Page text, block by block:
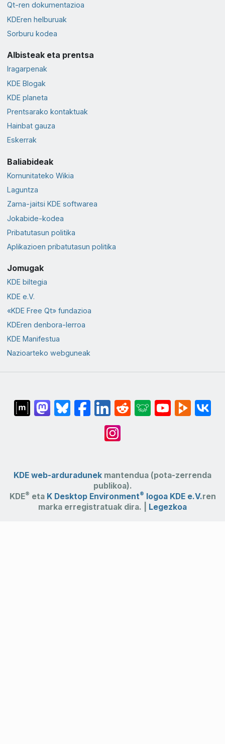
Qt-ren dokumentazioa
KDEren helburuak
Sorburu kodea
Albisteak eta prentsa
Iragarpenak
KDE Blogak
KDE planeta
Prentsarako kontaktuak
Hainbat gauza
Eskerrak
Baliabideak
Komunitateko Wikia
Laguntza
Zama-jaitsi KDE softwarea
Jokabide-kodea
Pribatutasun politika
Aplikazioen pribatutasun politika
Jomugak
KDE biltegia
KDE e.V.
«KDE Free Qt» fundazioa
KDEren denbora-lerroa
KDE Manifestua
Nazioarteko webguneak
KDE web-arduradunek mantendua (pota-zerrenda
publikoa).
KDE® eta K Desktop Environment® logoa KDE e.V.ren
marka erregistratuak dira. | Legezkoa